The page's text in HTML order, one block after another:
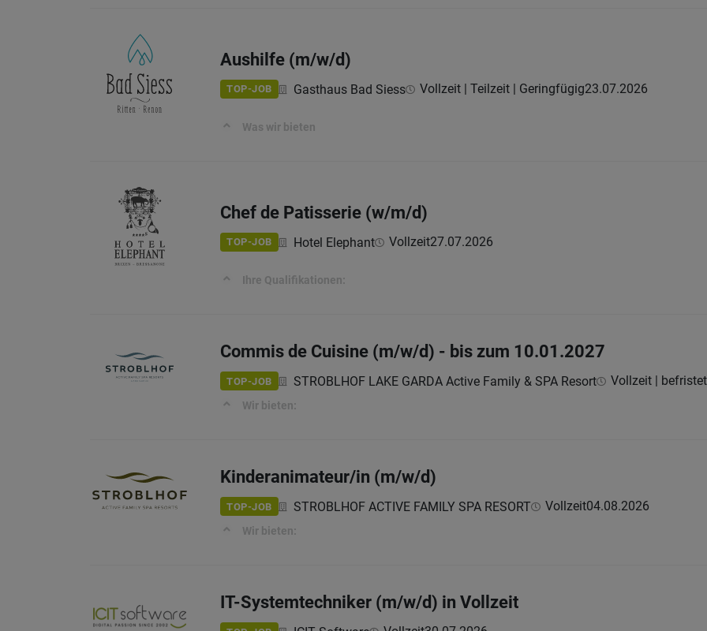
Aushilfe (m/w/d)
TOP-JOB Gasthaus Bad Siess Vollzeit | Teilzeit | Geringfügig23.07.2026
Was wir bieten
Chef de Patisserie (w/m/d)
TOP-JOB Hotel Elephant Vollzeit27.07.2026
Ihre Qualifikationen:
Commis de Cuisine (m/w/d) - bis zum 10.01.2027
TOP-JOB STROBLHOF LAKE GARDA Active Family & SPA Resort Vollzeit | befristet
Wir bieten:
Kinderanimateur/in (m/w/d)
TOP-JOB STROBLHOF ACTIVE FAMILY SPA RESORT Vollzeit04.08.2026
Wir bieten:
IT-Systemtechniker (m/w/d) in Vollzeit